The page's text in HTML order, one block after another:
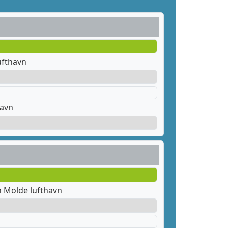
Molde lufthavn